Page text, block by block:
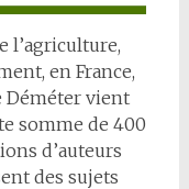
l’agriculture,
en France,
Déméter vient
somme de 400
d’auteurs
des sujets